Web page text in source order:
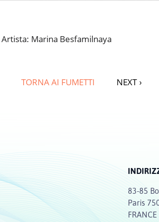
Artista: Marina Besfamilnaya
TORNA AI FUMETTI NEXT ›
83-85
Paris
FRANCE